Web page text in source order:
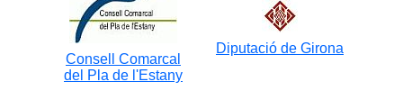
Consell Comarcal
del Pla de l'Estany
Diputació de Girona